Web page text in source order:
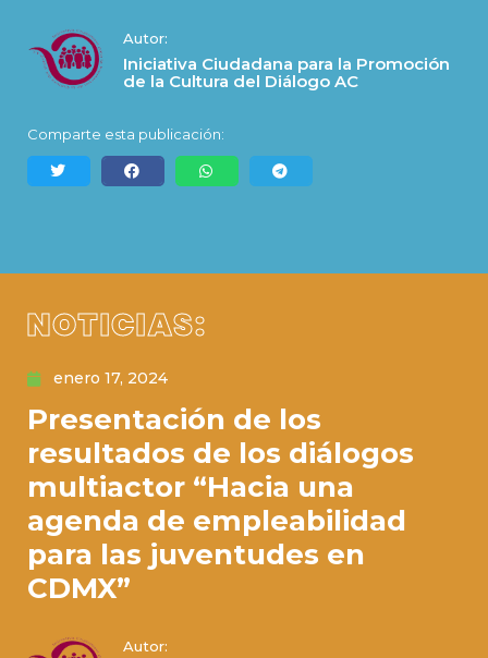
Autor:
Iniciativa Ciudadana para la Promoción
de la Cultura del Diálogo AC
Comparte esta publicación:
NOTICIAS:
enero 17, 2024
Presentación de los
resultados de los diálogos
multiactor “Hacia una
agenda de empleabilidad
para las juventudes en
CDMX”
Autor: